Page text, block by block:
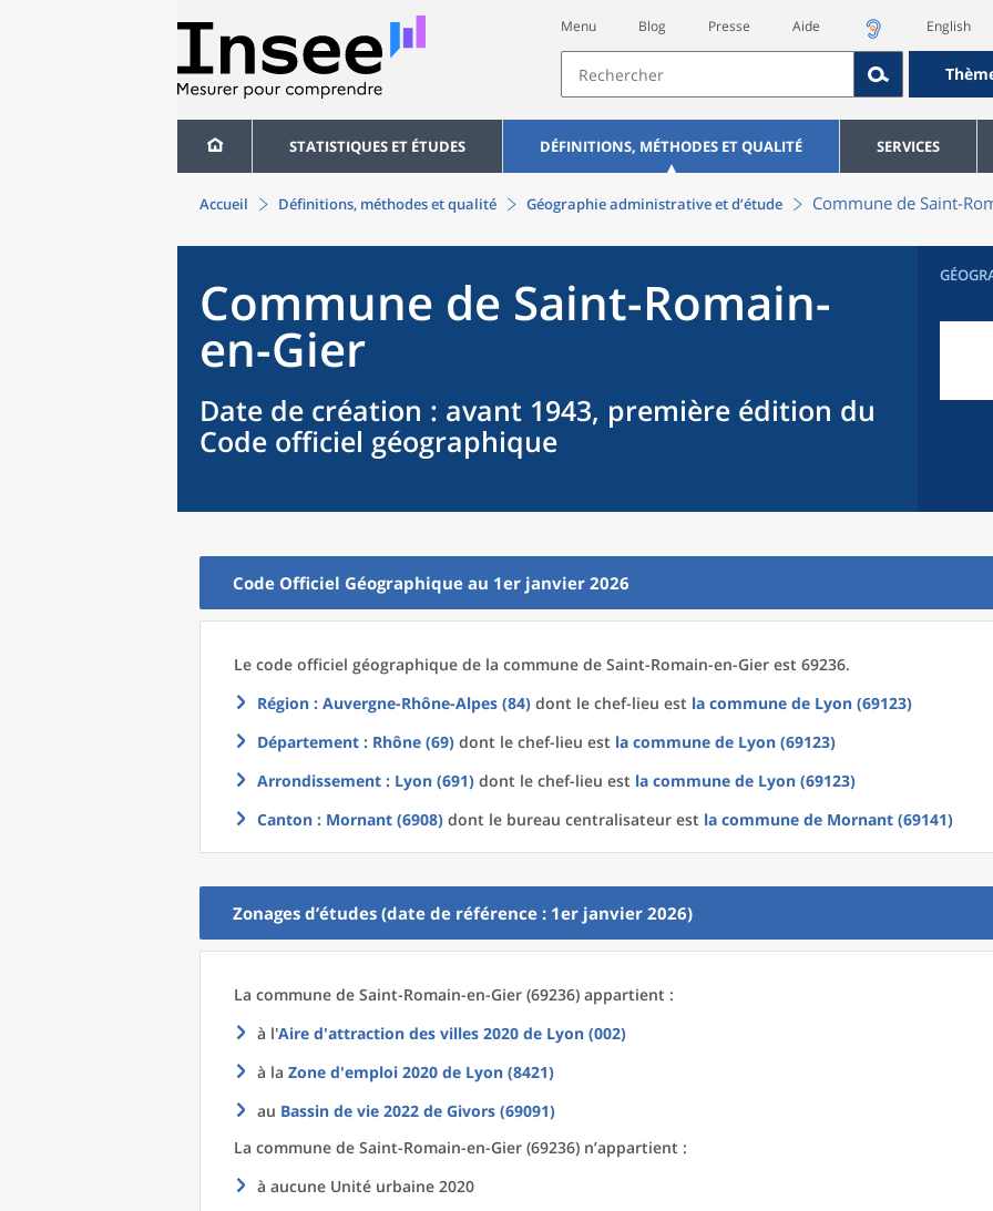
Menu Blog Presse Aide English
STATISTIQUES ET ÉTUDES DÉFINITIONS, MÉTHODES ET QUALITÉ SERVICES
Accueil Définitions, méthodes et qualité Géographie administrative et d’étude Commune de Saint-
Commune de Saint-Romain-
en-Gier
Date de création : avant 1943, première édition du
Code officiel géographique
Code Officiel Géographique au 1er janvier 2026
Le code officiel géographique de la commune de Saint-Romain-en-Gier est 69236.
Région : Auvergne-Rhône-Alpes (84) dont le chef-lieu est la commune de Lyon (69123)
Département : Rhône (69) dont le chef-lieu est la commune de Lyon (69123)
Arrondissement : Lyon (691) dont le chef-lieu est la commune de Lyon (69123)
Canton : Mornant (6908) dont le bureau centralisateur est la commune de Mornant (69141)
Zonages d’études (date de référence : 1er janvier 2026)
La commune de Saint-Romain-en-Gier (69236) appartient :
à l'Aire d'attraction des villes 2020 de Lyon (002)
à la Zone d'emploi 2020 de Lyon (8421)
au Bassin de vie 2022 de Givors (69091)
La commune de Saint-Romain-en-Gier (69236) n’appartient :
à aucune Unité urbaine 2020